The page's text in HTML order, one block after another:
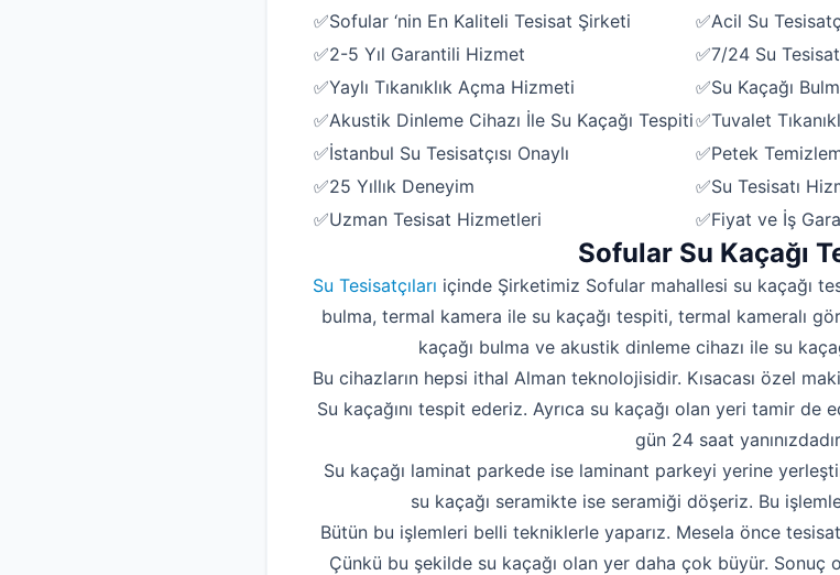
Robotla Tıkanıklık
Su Kaçağı
Profesyonel Petek
Uzmana Sor
Hakkımızda
İletişim
✅Sofular ‘nin En Kaliteli Tesisat Şirketi
✅Acil Su
✅2-5 Yıl Garantili Hizmet
✅7/24 Su
✅Yaylı Tıkanıklık Açma Hizmeti
✅Su Kaçağı
✅Akustik Dinleme Cihazı İle Su Kaçağı Tespiti✅Tuvalet
✅İstanbul Su Tesisatçısı Onaylı
✅Petek
✅25 Yıllık Deneyim
✅Su Tesisatı
✅Uzman Tesisat Hizmetleri
✅Fiyat ve İş
Sofular Su Kaçağı
Su Tesisatçıları içinde Şirketimiz Sofular mahallesi su kaçağı
bulma, termal kamera ile su kaçağı tespiti, termal kameralı
kaçağı bulma ve akustik dinleme cihazı ile su
Bu cihazların hepsi ithal Alman teknolojisidir. Kısacası özel
Su kaçağını tespit ederiz. Ayrıca su kaçağı olan yeri tamir de
gün 24 saat
Su kaçağı laminat parkede ise laminant parkeyi yerine
su kaçağı seramikte ise seramiği döşeriz. Bu
Bütün bu işlemleri belli tekniklerle yaparız. Mesela önce
Çünkü bu şekilde su kaçağı olan yer daha çok büyür. Sonuç